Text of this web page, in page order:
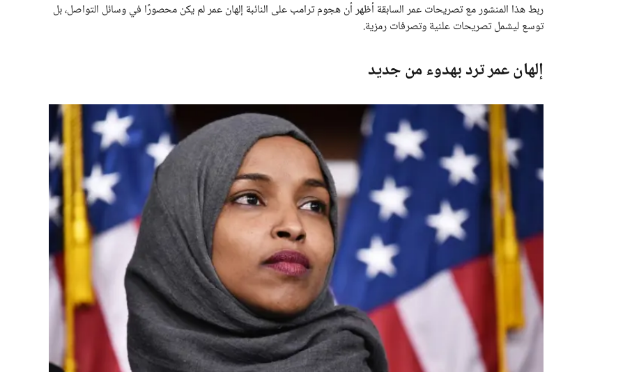
ربط هذا المنشور مع تصريحات عمر السابقة أظهر أن هجوم ترامب على النائبة إلهان عمر لم يكن محصورًا في وسائل التواصل، بل
توسع ليشمل تصريحات علنية وتصرفات رمزية.
إلهان عمر ترد بهدوء من جديد